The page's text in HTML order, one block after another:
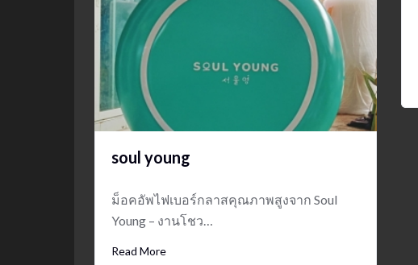
soul young
ม็อคอัพไฟเบอร์กลาสคุณภาพสูงจาก Soul
Young – งานโชว…
Read More